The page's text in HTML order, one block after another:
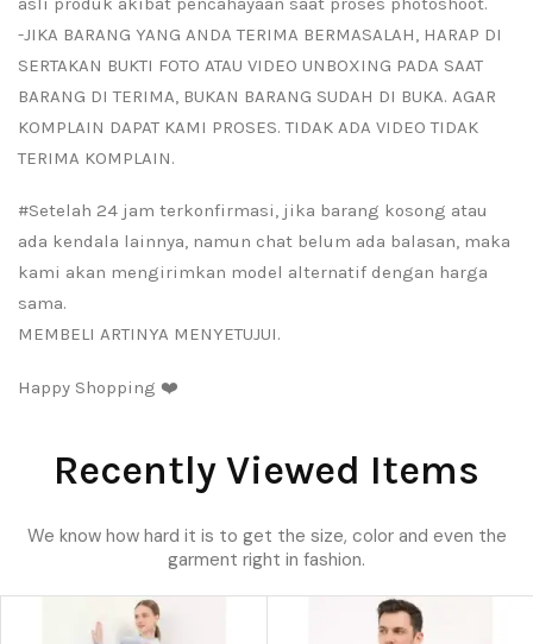
-JIKA BARANG YANG ANDA TERIMA BERMASALAH, HARAP DI
SERTAKAN BUKTI FOTO ATAU VIDEO UNBOXING PADA SAAT
BARANG DI TERIMA, BUKAN BARANG SUDAH DI BUKA. AGAR
KOMPLAIN DAPAT KAMI PROSES. TIDAK ADA VIDEO TIDAK
TERIMA KOMPLAIN.
#Setelah 24 jam terkonfirmasi, jika barang kosong atau
ada kendala lainnya, namun chat belum ada balasan, maka
kami akan mengirimkan model alternatif dengan harga
sama.
MEMBELI ARTINYA MENYETUJUI.
Happy Shopping ❤️
Recently Viewed Items
We know how hard it is to get the size, color and even the
garment right in fashion.